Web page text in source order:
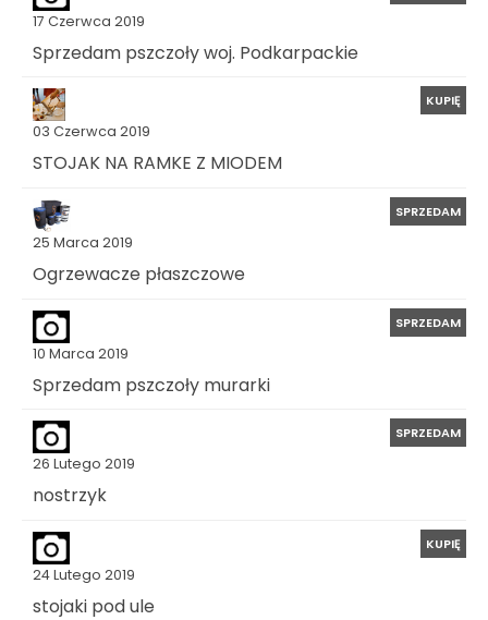
17 Czerwca 2019
Sprzedam pszczoły woj. Podkarpackie
03 Czerwca 2019
KUPIĘ
STOJAK NA RAMKE Z MIODEM
25 Marca 2019
SPRZEDAM
Ogrzewacze płaszczowe
10 Marca 2019
SPRZEDAM
Sprzedam pszczoły murarki
26 Lutego 2019
SPRZEDAM
nostrzyk
24 Lutego 2019
KUPIĘ
stojaki pod ule